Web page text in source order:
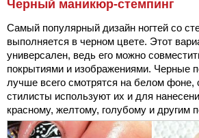
Черный маникюр-стемпинг
Самый популярный дизайн ногтей со
выполняется в черном цвете. Этот
универсален, ведь его можно
покрытиями и изображениями. Черные
лучше всего смотрятся на белом фоне,
стилисты используют их и для
красному, желтому, голубому и другим